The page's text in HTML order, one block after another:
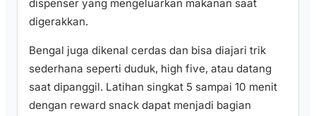
dispenser yang mengeluarkan makanan saat
digerakkan.
Bengal juga dikenal cerdas dan bisa diajari trik
sederhana seperti duduk, high five, atau datang
saat dipanggil. Latihan singkat 5 sampai 10 menit
dengan reward snack dapat menjadi bagian